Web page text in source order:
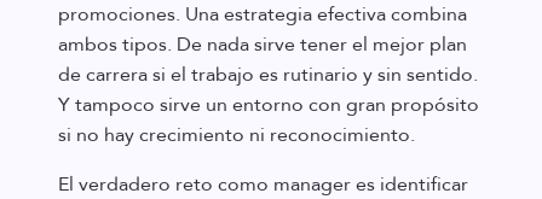
promociones. Una estrategia efectiva combina
ambos tipos. De nada sirve tener el mejor plan
de carrera si el trabajo es rutinario y sin sentido.
Y tampoco sirve un entorno con gran propósito
si no hay crecimiento ni reconocimiento.
El verdadero reto como manager es identificar